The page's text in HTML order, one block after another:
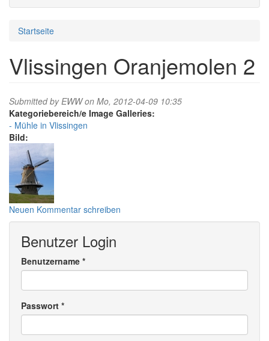
Startseite
Vlissingen Oranjemolen 2
Submitted byEWWon Mo, 2012-04-09 10:35
Image Galleries:
Mühle in Vlissingen
Bild:
Neuen Kommentar schreiben
Benutzer Login
Benutzername *
Passwort *